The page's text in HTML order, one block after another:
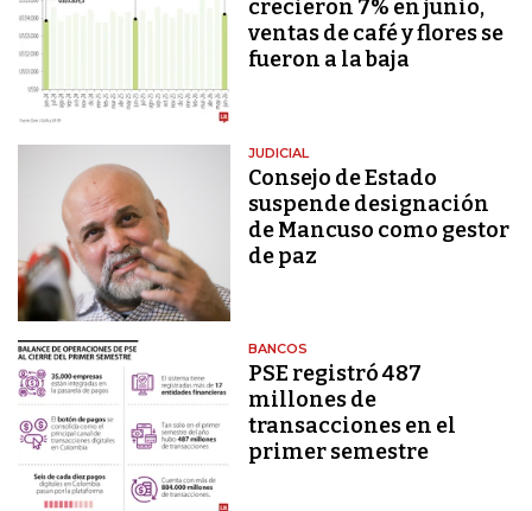
crecieron 7% en junio,
ventas de café y flores se
fueron a la baja
JUDICIAL
Consejo de Estado
suspende designación
de Mancuso como gestor
de paz
BANCOS
PSE registró 487
millones de
transacciones en el
primer semestre